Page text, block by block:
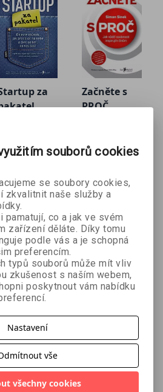
za
Kč 319 Kč
Začněte s
PROČ
350 Kč 389 Kč
který nikdy nepřestává mluvit
která je společenská a
a někdy až frustrující.
knize dokládá, že introverti
talentů a schopností, které
a měli by tedy být podporováni
kteří raději poslouchají než
na večírky, rádi tvoří, ale
a raději pracují sami než
jsou nálepkováni jako „ti
za řadu vynikajících
Slunečnic po vynález
souborů cookies
se soubory cookies,
zkvalitnit naše služby a
co a jak ve svém
zařízení děláte. Díky tomu
podle vás a je schopná
preferencím.
typů souborů může mít vliv
zkušenost s naším webem,
poskytnout vám nabídku
Nastavení
vše
všechny cookies